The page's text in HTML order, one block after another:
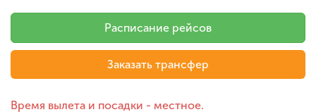
Расписание рейсов
Заказать трансфер
Время вылета и посадки - местное.